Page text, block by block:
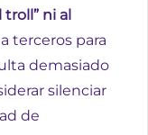
troll” ni al
terceros para
demasiado
silenciar
de